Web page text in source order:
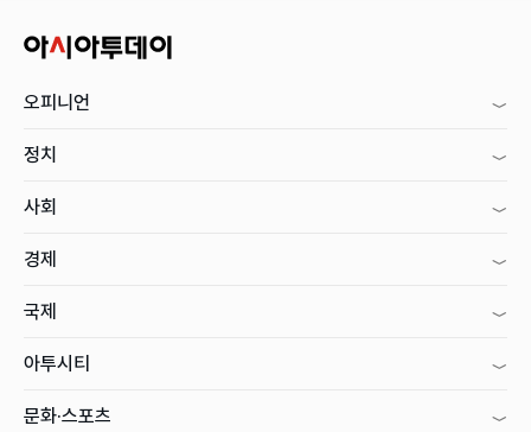
오피니언
정치
사회
경제
국제
아투시티
문화·스포츠